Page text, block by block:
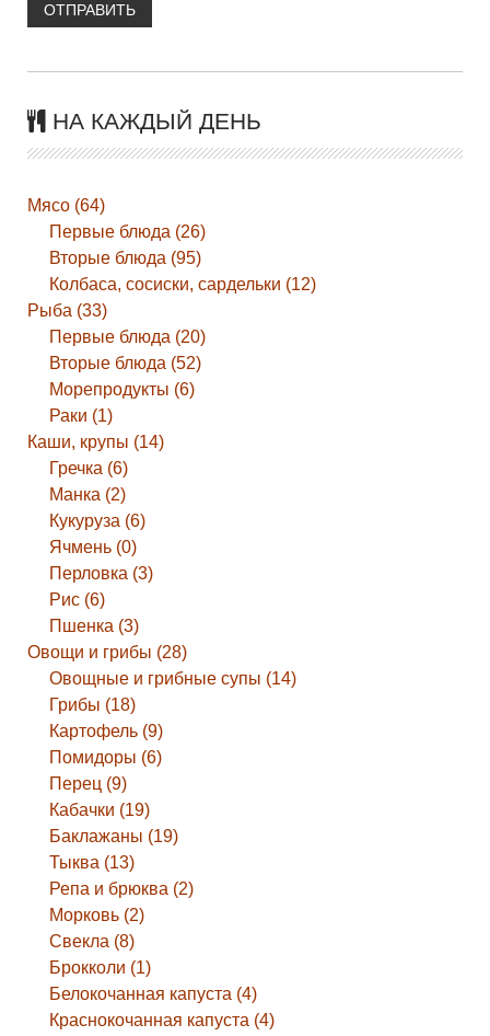
ОТПРАВИТЬ
НА КАЖДЫЙ ДЕНЬ
Мясо (64)
Первые блюда (26)
Вторые блюда (95)
Колбаса, сосиски, сардельки (12)
Рыба (33)
Первые блюда (20)
Вторые блюда (52)
Морепродукты (6)
Раки (1)
Каши, крупы (14)
Гречка (6)
Манка (2)
Кукуруза (6)
Ячмень (0)
Перловка (3)
Рис (6)
Пшенка (3)
Овощи и грибы (28)
Овощные и грибные супы (14)
Грибы (18)
Картофель (9)
Помидоры (6)
Перец (9)
Кабачки (19)
Баклажаны (19)
Тыква (13)
Репа и брюква (2)
Морковь (2)
Свекла (8)
Брокколи (1)
Белокочанная капуста (4)
Краснокочанная капуста (4)